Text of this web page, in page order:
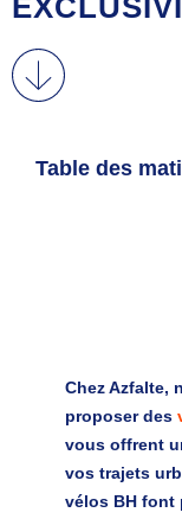
Table des
Chez Azfalte,
proposer des
vous offrent
vos trajets
vélos BH font